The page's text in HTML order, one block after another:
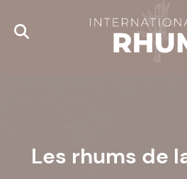
Les rhums de
Cookies management panel